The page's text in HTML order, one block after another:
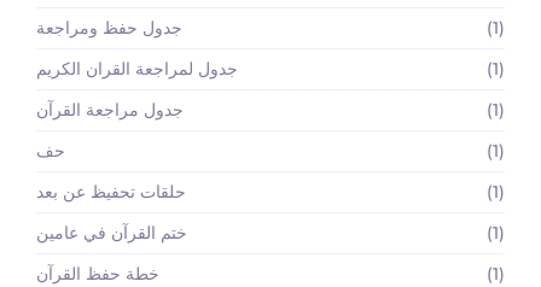
جدول حفظ ومراجعة
(1)
جدول لمراجعة القران الكريم
(1)
جدول مراجعة القرآن
(1)
حف
(1)
حلقات تحفيظ عن بعد
(1)
ختم القرآن في عامين
(1)
خطة حفظ القرآن
(1)